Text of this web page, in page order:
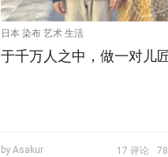
日本 染布 艺术 生活
于千万人之中，做一对儿
by Asakur 17 评论